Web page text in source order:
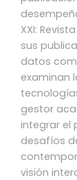
XXI:
sus
datos
examinan
gestor
integrar el
desafíos
visión